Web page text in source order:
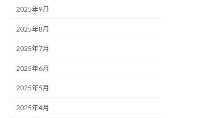
2025年9月
2025年8月
2025年7月
2025年6月
2025年5月
2025年4月